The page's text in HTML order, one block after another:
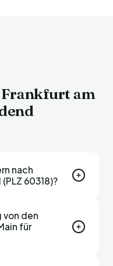
Frankfurt am
nach
60318)?
liefern –
Frankfurt
von den
für